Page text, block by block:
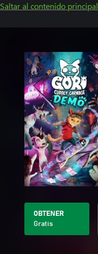
Saltar al contenido principal
OBTENER
Gratis